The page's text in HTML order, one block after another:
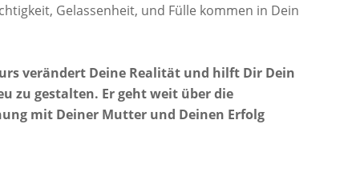
Gelassenheit, und Fülle kommen in Dein
verändert Deine Realität und hilft Dir Dein
zu gestalten. Er geht weit über die
mit Deiner Mutter und Deinen Erfolg